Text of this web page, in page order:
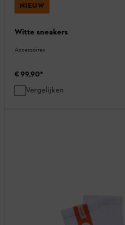
NIEUW
Witte sneakers
Accessoires
€ 99,90*
Vergelijken